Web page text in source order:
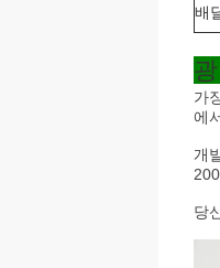
배
가
에
개
당